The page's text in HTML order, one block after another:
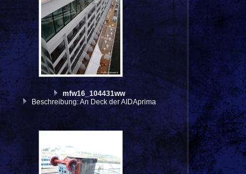
mfw16_104431ww
Beschreibung: An Deck der AIDAprima